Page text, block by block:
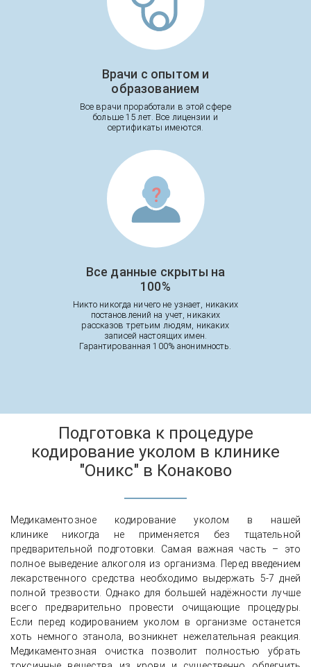
Врачи с опытом и
образованием
Все врачи проработали в этой сфере
больше 15 лет. Все лицензии и
сертификаты имеются.
Все данные скрыты на
100%
Никто никогда ничего не узнает, никаких
постановлений на учет, никаких
рассказов третьим людям, никаких
записей настоящих имен.
Гарантированная 100% анонимность.
Подготовка к процедуре
кодирование уколом в клинике
"Оникс" в Конаково
Медикаментозное кодирование уколом в нашей
клинике никогда не применяется без тщательной
предварительной подготовки. Самая важная часть – это
полное выведение алкоголя из организма. Перед введением
лекарственного средства необходимо выдержать 5-7 дней
полной трезвости. Однако для большей надёжности лучше
всего предварительно провести очищающие процедуры.
Если перед кодированием уколом в организме останется
хоть немного этанола, возникнет нежелательная реакция.
Медикаментозная очистка позволит полностью убрать